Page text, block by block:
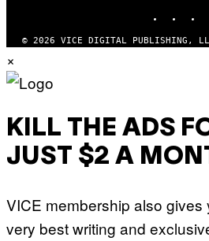
© 2026 VICE DIGITAL PUBLISHING,
×
KILL THE ADS
JUST $2 A
VICE membership also
very best writing and